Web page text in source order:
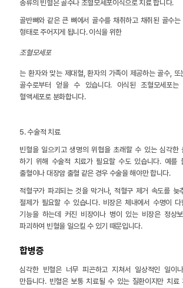
종류의 빈혈은 골수나 조혈모세포이식으로 치료 합니다.
골반뼈와 같은 큰 뼈에서 골수를 채취하고 채취된 골수는
형태로 주어지게 됩니다. 이식을 위한
조혈모세포
는 환자와 맞는 제대혈, 환자의 가족이 제공하는 골수, 또
골수로부터 얻을 수 있습니다. 이식된 조혈모세포
혈액세포로 분화합니다.
5. 수술적 치료
빈혈을 일으키고 생명의 위협을 초래할 수 있는 심각한
하기 위해 수술적 치료가 필요할 수도 있습니다. 예를
출혈이나 대장암 출혈 같은 경우 수술을 해야만 합니다.
적혈구가 파괴되는 것을 막거나, 적혈구 제거 속도를 늦
절제가 필요할 수 있습니다. 비장은 체내에서 수명이
기능을 하는데 커진 비장이나 병이 있는 비장은 정상
파괴하여 빈혈을 일으킬 수 있기 때문입니다.
합병증
심각한 빈혈은 너무 피곤하고 지쳐서 일상적인 일이
만듭니다. 빈혈은 보통 치료될 수 있는 질환이지만 치료